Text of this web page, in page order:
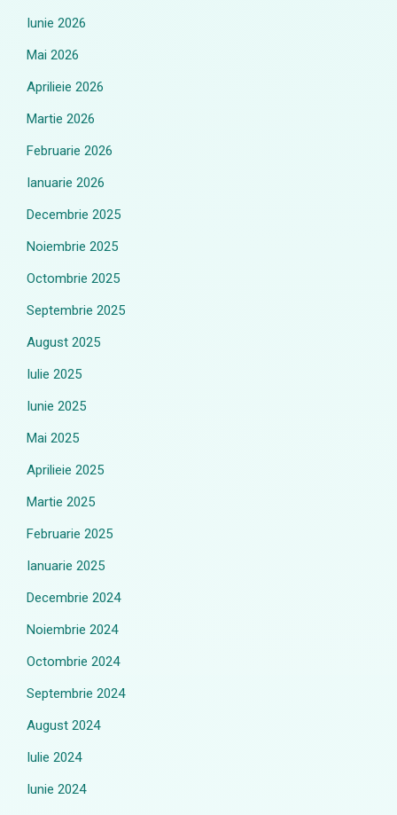
Iunie 2026
Mai 2026
Aprilieie 2026
Martie 2026
Februarie 2026
Ianuarie 2026
Decembrie 2025
Noiembrie 2025
Octombrie 2025
Septembrie 2025
August 2025
Iulie 2025
Iunie 2025
Mai 2025
Aprilieie 2025
Martie 2025
Februarie 2025
Ianuarie 2025
Decembrie 2024
Noiembrie 2024
Octombrie 2024
Septembrie 2024
August 2024
Iulie 2024
Iunie 2024